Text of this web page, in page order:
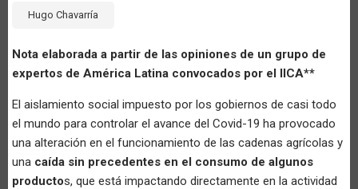
Hugo Chavarría
Nota elaborada a partir de las opiniones de un grupo de
expertos de América Latina convocados por el IICA**
El aislamiento social impuesto por los gobiernos de casi todo
el mundo para controlar el avance del Covid-19 ha provocado
una alteración en el funcionamiento de las cadenas agrícolas y
una caída sin precedentes en el consumo de algunos
productos, que está impactando directamente en la actividad